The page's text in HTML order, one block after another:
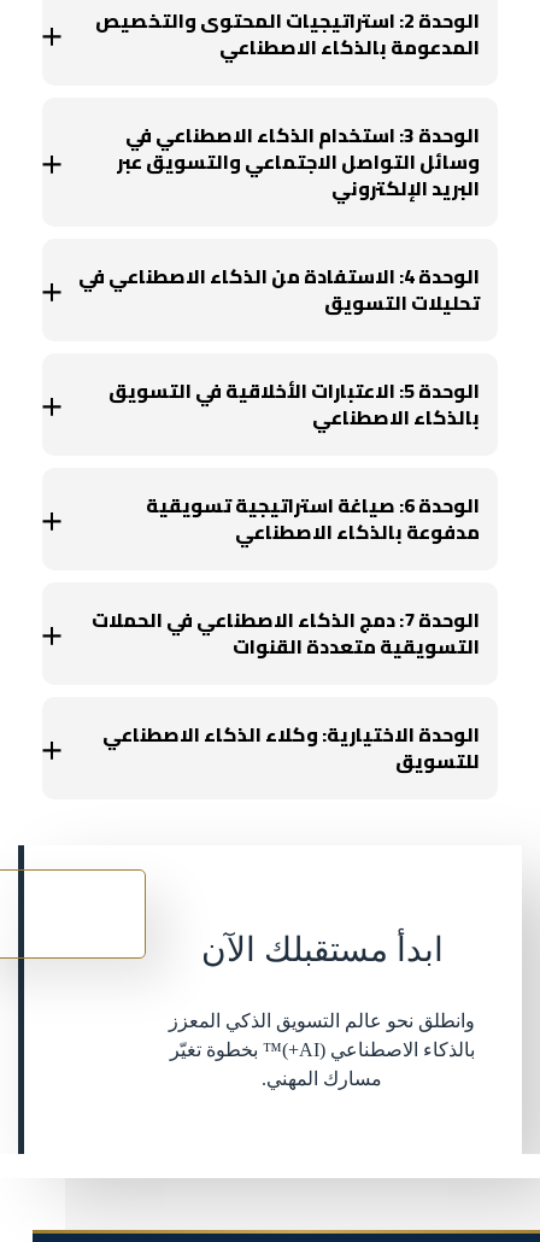
الوحدة 2: استراتيجيات المحتوى والتخصيص
المدعومة بالذكاء الاصطناعي
الوحدة 3: استخدام الذكاء الاصطناعي في
وسائل التواصل الاجتماعي والتسويق عبر
البريد الإلكتروني
الوحدة 4: الاستفادة من الذكاء الاصطناعي في
تحليلات التسويق
الوحدة 5: الاعتبارات الأخلاقية في التسويق
بالذكاء الاصطناعي
الوحدة 6: صياغة استراتيجية تسويقية
مدفوعة بالذكاء الاصطناعي
الوحدة 7: دمج الذكاء الاصطناعي في الحملات
التسويقية متعددة القنوات
الوحدة الاختيارية: وكلاء الذكاء الاصطناعي
للتسويق
ابدأ مستقبلك الآن
وانطلق نحو عالم التسويق الذكي المعزز
بالذكاء الاصطناعي (AI+)™ بخطوة تغيّر
مسارك المهني.